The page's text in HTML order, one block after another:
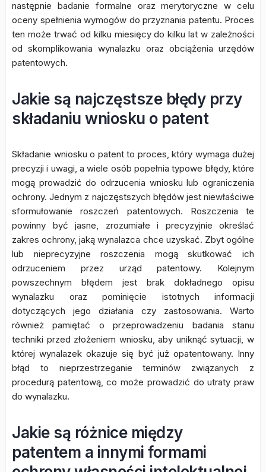
następnie badanie formalne oraz merytoryczne w celu
oceny spełnienia wymogów do przyznania patentu. Proces
ten może trwać od kilku miesięcy do kilku lat w zależności
od skomplikowania wynalazku oraz obciążenia urzędów
patentowych.
Jakie są najczęstsze błędy przy
składaniu wniosku o patent
Składanie wniosku o patent to proces, który wymaga dużej
precyzji i uwagi, a wiele osób popełnia typowe błędy, które
mogą prowadzić do odrzucenia wniosku lub ograniczenia
ochrony. Jednym z najczęstszych błędów jest niewłaściwe
sformułowanie roszczeń patentowych. Roszczenia te
powinny być jasne, zrozumiałe i precyzyjnie określać
zakres ochrony, jaką wynalazca chce uzyskać. Zbyt ogólne
lub nieprecyzyjne roszczenia mogą skutkować ich
odrzuceniem przez urząd patentowy. Kolejnym
powszechnym błędem jest brak dokładnego opisu
wynalazku oraz pominięcie istotnych informacji
dotyczących jego działania czy zastosowania. Warto
również pamiętać o przeprowadzeniu badania stanu
techniki przed złożeniem wniosku, aby uniknąć sytuacji, w
której wynalazek okazuje się być już opatentowany. Inny
błąd to nieprzestrzeganie terminów związanych z
procedurą patentową, co może prowadzić do utraty praw
do wynalazku.
Jakie są różnice między
patentem a innymi formami